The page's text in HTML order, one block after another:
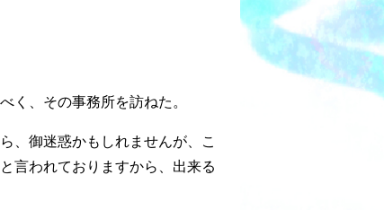
く、その事務所を訪ねた。
、御迷惑かもしれませんが、こ
言われておりますから、出来る